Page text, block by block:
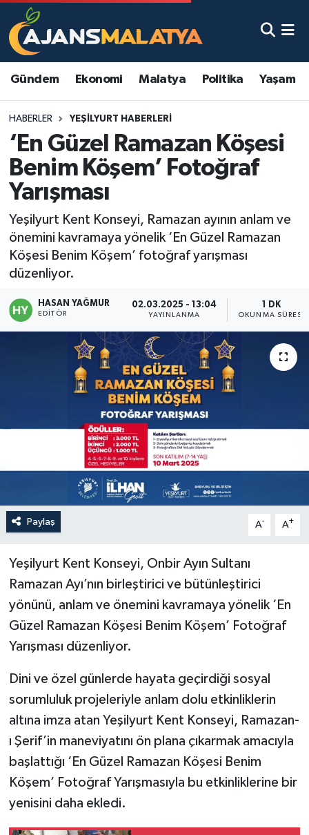
Gündem Ekonomi Malatya Politika Yaşam
HABERLER YEŞILYURT HABERLERI
‘En Güzel Ramazan Köşesi
Benim Köşem’ Fotoğraf
Yarışması
Yeşilyurt Kent Konseyi, Ramazan ayının anlam ve
önemini kavramaya yönelik ‘En Güzel Ramazan
Köşesi Benim Köşem’ fotoğraf yarışması
düzenliyor.
HASAN YAĞMUR
EDITÖR
02.03.2025 - 13:04
YAYINLANMA
1 DK
OKUNMA SÜRESI
Paylaş A- A+
Yeşilyurt Kent Konseyi, Onbir Ayın Sultanı
Ramazan Ayı’nın birleştirici ve bütünleştirici
yönünü, anlam ve önemini kavramaya yönelik ‘En
Güzel Ramazan Köşesi Benim Köşem’ Fotoğraf
Yarışması düzenliyor.
Dini ve özel günlerde hayata geçirdiği sosyal
sorumluluk projeleriyle anlam dolu etkinliklerin
altına imza atan Yeşilyurt Kent Konseyi, Ramazan-
ı Şerif’in maneviyatını ön plana çıkarmak amacıyla
başlattığı ‘En Güzel Ramazan Köşesi Benim
Köşem’ Fotoğraf Yarışmasıyla bu etkinliklerine bir
yenisini daha ekledi.
Asayiş
Eğitim
Ekonomi
Gündem
Kadın
Kültür & Sanat
Magazin
Politika
Teknoloji
Yaşam
Malatya Nöbetçi Eczaneler
Malatya Namaz Vakitleri
Malatya Trafik Yoğunluk Haritası
TFF 3.Lig 2.Grup Puan Durumu ve Fikstür
Tüm Manşetler
Son Dakika Haberleri
Haber Arşivi